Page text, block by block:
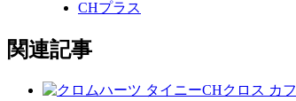
CHプラス
関連記事